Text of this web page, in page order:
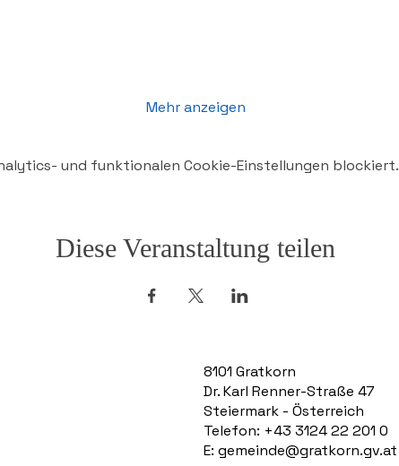
Mehr anzeigen
und funktionalen Cookie-Einstellungen blockiert.
Diese Veranstaltung teilen
8101 Gratkorn
Dr. Karl Renner-Straße 47
Steiermark - Österreich
Telefon: +43 3124 22 201 0
E: gemeinde@gratkorn.gv.at